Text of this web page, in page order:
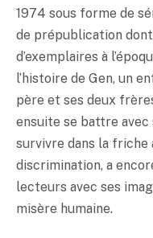
1974 sous forme de
de prépublication
d’exemplaires à
l’histoire de Gen, un
père et ses deux
ensuite se battre
survivre dans la
discrimination, a
lecteurs avec ses
misère humaine.